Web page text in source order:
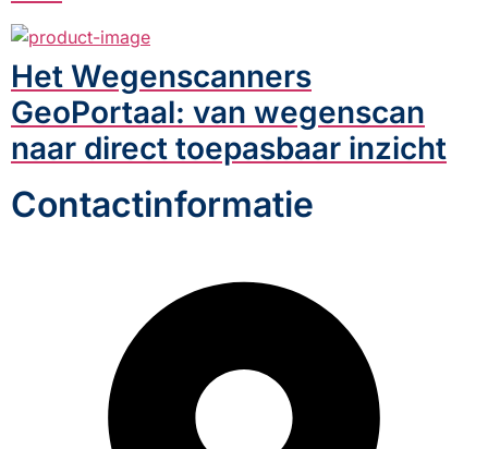
Het Wegenscanners
GeoPortaal: van wegenscan
naar direct toepasbaar inzicht
Contactinformatie